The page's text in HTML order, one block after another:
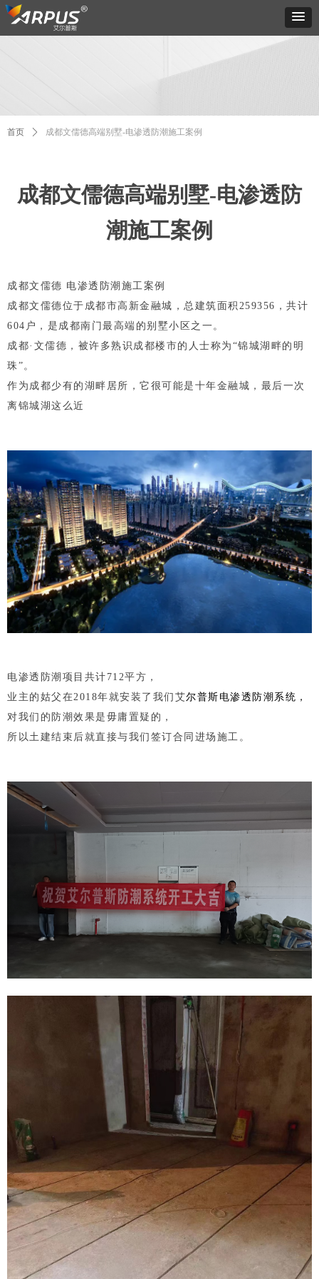
首页 ꄲ 成都文儒德高端别墅-电渗透防潮施工案例
成都文儒德高端别墅-电渗透防
潮施工案例
成都文儒德 电渗透防潮施工案例
成都文儒德位于成都市高新金融城，总建筑面积259356，共计
604户，是成都南门最高端的别墅小区之一。
成都·文儒德，被许多熟识成都楼市的人士称为“锦城湖畔的明
珠”。
作为成都少有的湖畔居所，它很可能是十年金融城，最后一次
离锦城湖这么近
电渗透防潮项目共计712平方，
业主的姑父在2018年就安装了我们艾尔普斯 电渗透 防潮系统，
对我们的防潮效果是毋庸置疑的，
所以土建结束后就直接与我们签订合同进场施工。